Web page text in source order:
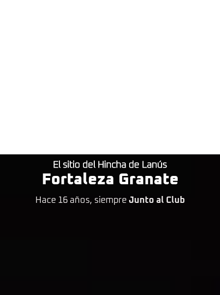
El sitio del Hincha de Lanús
Fortaleza Granate
Hace 16 años, siempre Junto al Club